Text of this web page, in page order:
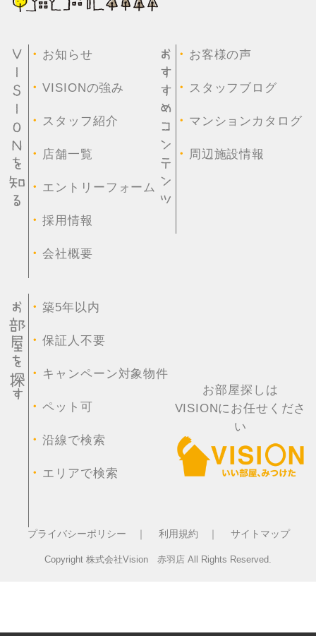
・ お知らせ
・VISIONの強み
・ スタッフ紹介
・ 店舗一覧
・ エントリーフォーム
・採用情報
・会社概要
・ お客様の声
・ スタッフブログ
・ マンションカタログ
・ 周辺施設情報
・築5年以内
・保証人不要
・ キャンペーン対象物件
・ペット可
・沿線で検索
・ エリアで検索
お部屋探しは
VISIONにお任せくださ
い
プライバシーポリシー ｜ 利用規約 ｜ サイトマップ
Copyright 株式会社Vision 赤羽店 All Rights Reserved.